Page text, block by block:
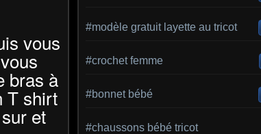
vous
bras à
T shirt
et
#modèle gratuit layette au tricot
#crochet femme
#bonnet bébé
#chaussons bébé tricot